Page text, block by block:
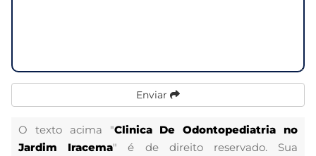
Enviar
O texto acima "Clinica De Odontopediatria no
Jardim Iracema" é de direito reservado. Sua